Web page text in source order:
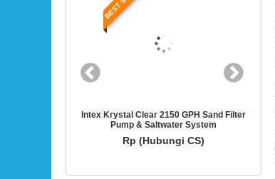
Intex 28635EG Krystal Clear Cartridge Filter
Pump For Above Ground Pools
Rp (Hubungi CS)